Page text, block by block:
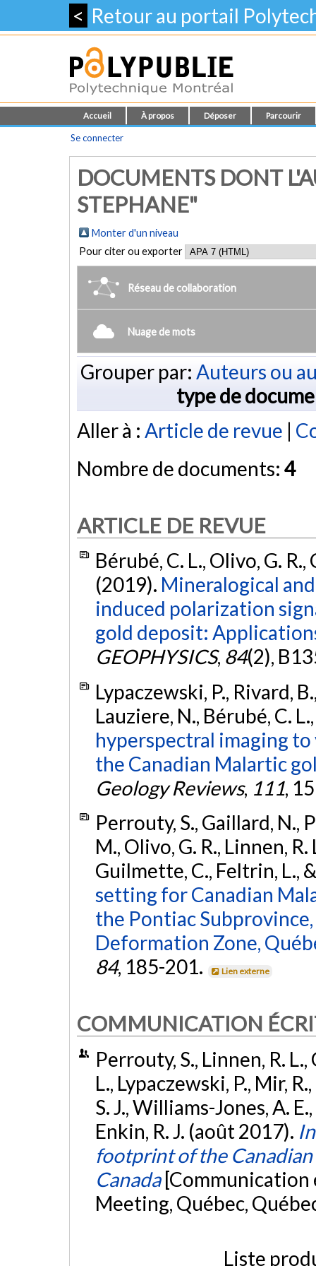
< Retour au portail
Accueil À propos Déposer Parcourir
Se connecter
DOCUMENTS DONT
STEPHANE"
Monter d'un niveau
Pour citer ou exporter
Réseau de collaboration
Nuage de mots
Grouper par: Auteurs ou
type de
Aller à : Article de revue |
Nombre de documents: 4
ARTICLE DE REVUE
Bérubé, C. L., Olivo, G.
(2019). Mineralogical
induced polarization
gold deposit:
GEOPHYSICS, 84(2),
Lypaczewski, P., Rivard,
Lauziere, N., Bérubé, C.
hyperspectral imaging
the Canadian Malartic
Geology Reviews, 111,
Perrouty, S., Gaillard, N.,
M., Olivo, G. R., Linnen,
Guilmette, C., Feltrin, L.,
setting for Canadian
the Pontiac
Deformation Zone,
84, 185-201. Lien externe
COMMUNICATION
Perrouty, S., Linnen, R.
L., Lypaczewski, P., Mir,
S. J., Williams-Jones, A.
Enkin, R. J. (août 2017).
footprint of the
Canada [Communication
Meeting, Québec,
Liste